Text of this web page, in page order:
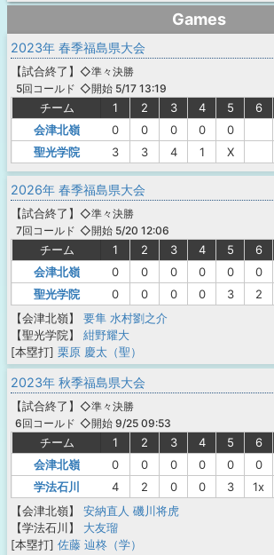
Games
2023年 春季福島県大会
【試合終了 】
5回コールド
◇準々決勝
◇開始 5/17 13:19
チーム 1 2 3 4 5 6
会津北嶺
0 0 0 0 0
聖光学院
3 3 4 1 X
2026年 春季福島県大会
【試合終了 】
7回コールド
◇準々決勝
◇開始 5/20 12:06
チーム 1 2 3 4 5 6
会津北嶺
0 0 0 0 0 0
聖光学院
0 0 0 0 3 2
【会津北嶺】
要隼 水村劉之介
【聖光学院】
紺野耀大
[本塁打] 栗原 慶太（聖）
2023年 秋季福島県大会
【試合終了 】
6回コールド
◇準々決勝
◇開始 9/25 09:53
チーム 1 2 3 4 5 6
会津北嶺
0 0 0 0 0 0
学法石川
4 2 0 0 3 1x
【会津北嶺】
安納直人 磯川将虎
【学法石川】
大友瑠
[本塁打] 佐藤 辿柊（学）